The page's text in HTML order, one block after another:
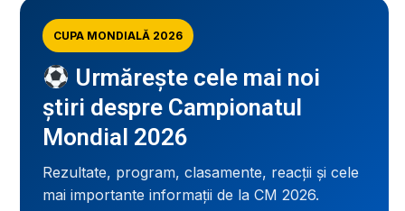
CUPA MONDIALĂ 2026
Urmărește cele mai noi
știri despre Campionatul
Mondial 2026
Rezultate, program, clasamente, reacții și cele
mai importante informații de la CM 2026.